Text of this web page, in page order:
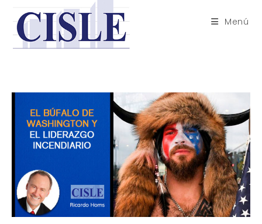
contenido
Menú